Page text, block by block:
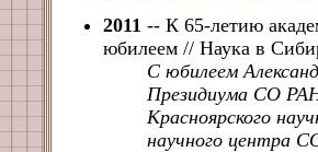
2011 -- К 65-летию
юбилеем // Наука в
С юбилеем
Президиума СО
Красноярского
научного центра